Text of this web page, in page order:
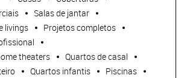
Salas de jantar
livings
Projetos completos
theaters
Quartos de casal
Quartos infantis
Piscinas